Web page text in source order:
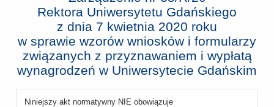
Rektora Uniwersytetu Gdańskiego
z dnia 7 kwietnia 2020 roku
w sprawie wzorów wniosków i formularzy
związanych z przyznawaniem i wypłatą
wynagrodzeń w Uniwersytecie Gdańskim
Niniejszy akt normatywny NIE obowiązuje